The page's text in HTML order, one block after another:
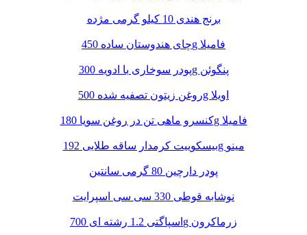
برنج هندی 10 کیلو گرمی مژده
چای هندوستان ساده 450g فامیلا
پودر سوخاری با ادویه 300g پنگوئن
روغن زیتون تصفیه شده 500g اویلا
کنسرو ماهی تن در روغن سویا 180g فامیلا
بیسکوییت کرمدار ساقه طلایی 192g مینو
پودر دارچین 80 گرمی سانتین
نوشابه قوطی 330 سی سی اسپرایت
اسپاگتی 1.2 رشته ای 700g زرماکرون